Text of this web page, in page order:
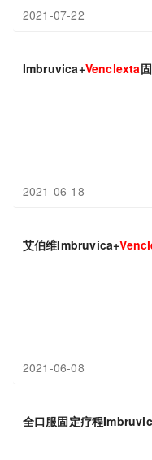
2021-07-22
Imbruvica+Venclexta
2021-06-18
艾伯维Imbruvica+
2021-06-08
全口服固定疗程